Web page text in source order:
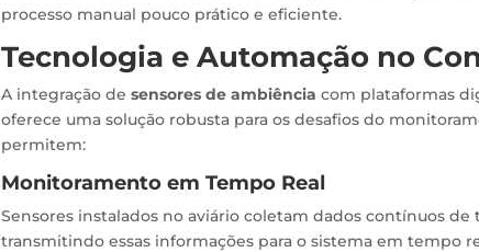
processo manual pouco prático e eficiente.
Tecnologia e Automação no
A integração de sensores de ambiência com plataformas
oferece uma solução robusta para os desafios do
permitem:
Monitoramento em Tempo Real
Sensores instalados no aviário coletam dados contínuos
transmitindo essas informações para o sistema em tempo